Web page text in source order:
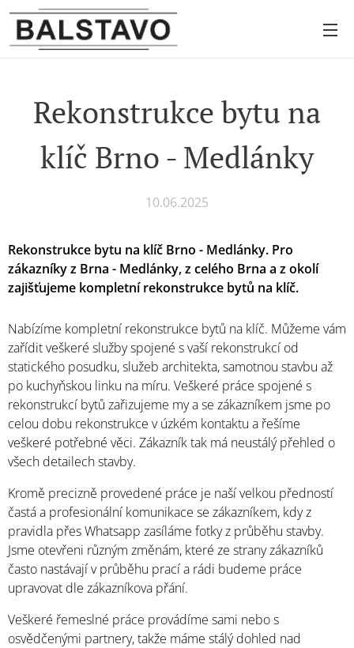
Rekonstrukce bytu na
klíč Brno - Medlánky
10.06.2025
Rekonstrukce bytu na klíč Brno - Medlánky. Pro
zákazníky z Brna - Medlánky, z celého Brna a z okolí
zajišťujeme kompletní rekonstrukce bytů na klíč.
Nabízíme kompletní rekonstrukce bytů na klíč. Můžeme vám
zařídit veškeré služby spojené s vaší rekonstrukcí od
statického posudku, služeb architekta, samotnou stavbu až
po kuchyňskou linku na míru. Veškeré práce spojené s
rekonstrukcí bytů zařizujeme my a se zákazníkem jsme po
celou dobu rekonstrukce v úzkém kontaktu a řešíme
veškeré potřebné věci. Zákazník tak má neustálý přehled o
všech detailech stavby.
Kromě precizně provedené práce je naší velkou předností
častá a profesionální komunikace se zákazníkem, kdy z
pravidla přes Whatsapp zasíláme fotky z průběhu stavby.
Jsme otevřeni různým změnám, které ze strany zákazníků
často nastávají v průběhu prací a rádi budeme práce
upravovat dle zákazníkova přání.
Veškeré řemeslné práce provádíme sami nebo s
osvědčenými partnery, takže máme stálý dohled nad